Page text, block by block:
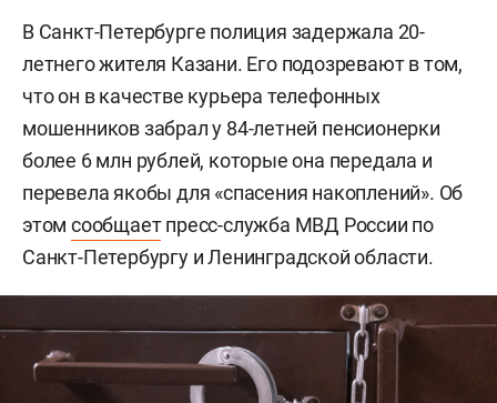
В Санкт-Петербурге полиция задержала 20-
летнего жителя Казани. Его подозревают в том,
что он в качестве курьера телефонных
мошенников забрал у 84-летней пенсионерки
более 6 млн рублей, которые она передала и
перевела якобы для «спасения накоплений». Об
этом сообщаетпресс-служба МВД России по
Санкт-Петербургу и Ленинградской области.